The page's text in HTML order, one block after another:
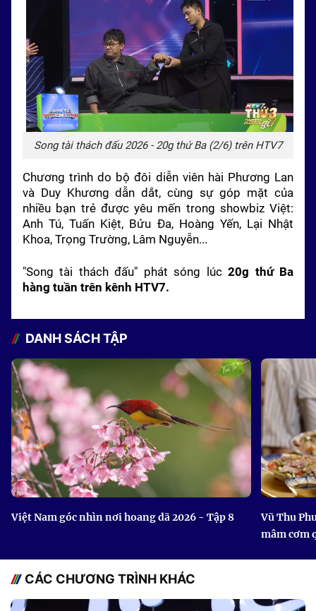
Song tài thách đấu 2026 - 20g thứ Ba (2/6) trên HTV7
Chương trình do bộ đôi diễn viên hài Phương Lan
và Duy Khương dẫn dắt, cùng sự góp mặt của
nhiều bạn trẻ được yêu mến trong showbiz Việt:
Anh Tú, Tuấn Kiệt, Bửu Đa, Hoàng Yến, Lại Nhật
Khoa, Trọng Trường, Lâm Nguyễn...
"Song tài thách đấu" phát sóng lúc 20g thứ Ba
hàng tuần trên kênh HTV7.
DANH SÁCH TẬP
Việt Nam góc nhìn nơi hoang dã 2026 - Tập 8
Vũ Thu
mâm cơm
CÁC CHƯƠNG TRÌNH KHÁC